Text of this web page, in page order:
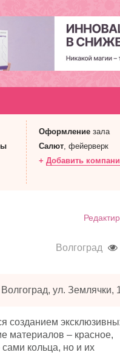
Оформление зала
Салют, фейерверк
+ Добавить
Волгоград
Волгоград, ул. Землячки,
созданием
материалов – красное,
кольца, но и их